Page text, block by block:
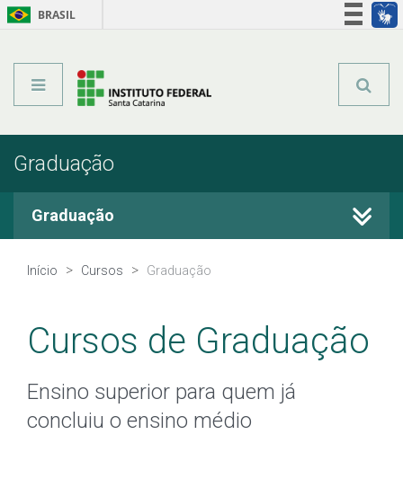
BRASIL
Graduação
Graduação
Cursos Técnicos
Qualificação Profissional
Pós-graduação
Início Cursos Graduação
Cursos de Graduação
Ensino superior para quem já
concluiu o ensino médio